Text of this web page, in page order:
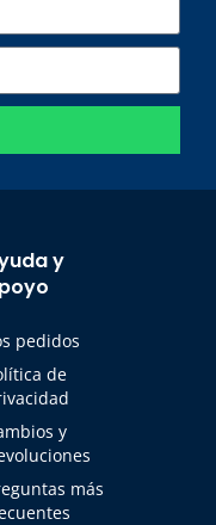
y
pedidos
de
y
más